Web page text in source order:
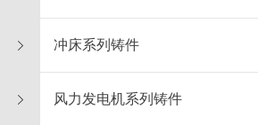
冲床系列铸件
风力发电机系列铸件